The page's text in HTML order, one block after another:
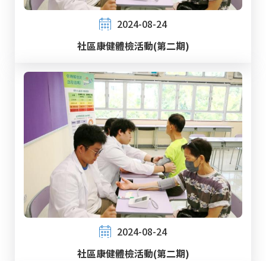
2024-08-24
社區康健體檢活動(第二期)
2024-08-24
社區康健體檢活動(第二期)